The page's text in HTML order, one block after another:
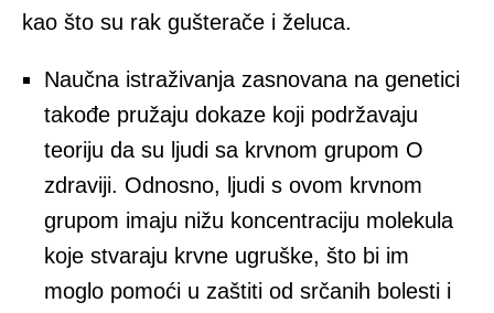
kao što su rak gušterače i želuca.
Naučna istraživanja zasnovana na genetici
takođe pružaju dokaze koji podržavaju
teoriju da su ljudi sa krvnom grupom O
zdraviji. Odnosno, ljudi s ovom krvnom
grupom imaju nižu koncentraciju molekula
koje stvaraju krvne ugruške, što bi im
moglo pomoći u zaštiti od srčanih bolesti i